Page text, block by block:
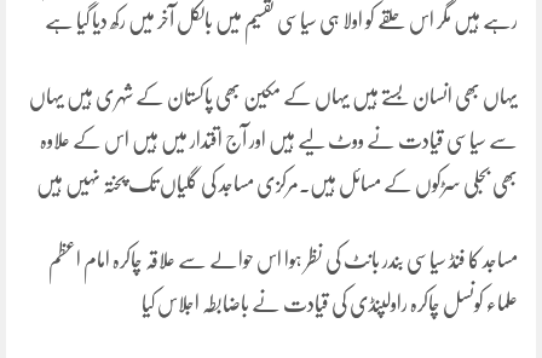
رہے ہیں مگر اس حلقے کو اولا ہی سیاسی تقسیم میں بالکل آخر میں رکھ دیا گیا ہے
یہاں بھی انسان بستے ہیں یہاں کے مکین بھی پاکستان کے شہری ہیں یہاں
سے سیاسی قیادت نے ووٹ لیے ہیں اور آج اقتدار میں ہیں اس کے علاوہ
بھی بجلی سڑکوں کے مسائل ہیں۔مرکزی مساجد کی گلیاں تک پختہ نہیں ہیں
مساجد کا فنڈ سیاسی بندر بانٹ کی نظر ہوا اس حوالے سے علاقہ چاکرہ امام اعظم
علماء کونسل چاکرہ راولپنڈی کی قیادت نے باضابطہ اجلاس کیا